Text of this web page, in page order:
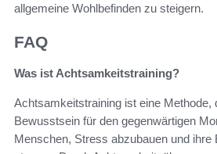
allgemeine Wohlbefinden zu steigern.
FAQ
Was ist Achtsamkeitstraining?
Achtsamkeitstraining ist eine Methode,
Bewusstsein für den gegenwärtigen
Menschen, Stress abzubauen und ihre